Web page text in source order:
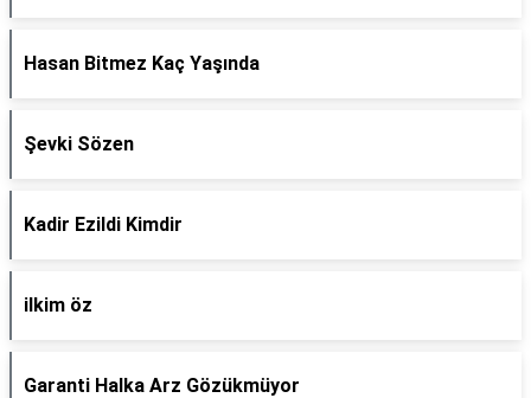
Hasan Bitmez Kaç Yaşında
Şevki Sözen
Kadir Ezildi Kimdir
ilkim öz
Garanti Halka Arz Gözükmüyor